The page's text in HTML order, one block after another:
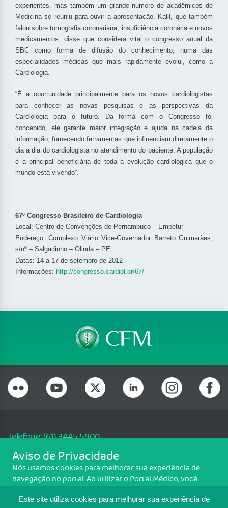
Este site utiliza cookies para melhorar sua experiência de
experientes, mas também um grande número de acadêmicos de
Medicina se reuniu para ouvir a apresentação. Kalil, que também
falou sobre tomografia coronariana, insuficiência coronária e novos
medicamentos, disse que considera vital o congresso anual da
SBC como forma de difusão do conhecimento, numa das
especialidades médicas que mais rapidamente evolui, como a
Cardiologia.
“É a oportunidade principalmente para os novos cardiologistas
para conhecer as novas pesquisas e as perspectivas da
Cardiologia para o futuro. Da forma com o Congresso foi
concebido, ele garante maior integração e ajuda na cadeia da
informação, fornecendo ferramentas que influenciam diretamente o
dia a dia do cardiologista no atendimento do paciente. A população
é a principal beneficiária de toda a evolução cardiológica que o
mundo está vivendo”.
67º Congresso Brasileiro de Cardiologia
Local: Centro de Convenções de Pernambuco – Empetur
Endereço: Complexo Viário Vice-Governador Barreto Guimarães,
s/nº – Salgadinho – Olinda – PE
Datas: 14 a 17 de setembro de 2012
Informações: http://congresso.cardiol.br/67/
Telefone: (61) 3445 5900
Email: cfm@portalmedico.org.br
SGAS 616, Conjunto D, Lote 115, L2 Sul, Brasília/DF - CEP: 70200-760 -
CNPJ: 33.583.550/0001-30
Aviso de Privacidade
Nós usamos cookies para melhorar sua experiência de
navegação no portal. Ao utilizar o Portal Médico, você
Para ter mais informações sobre como isso é feito, acesse